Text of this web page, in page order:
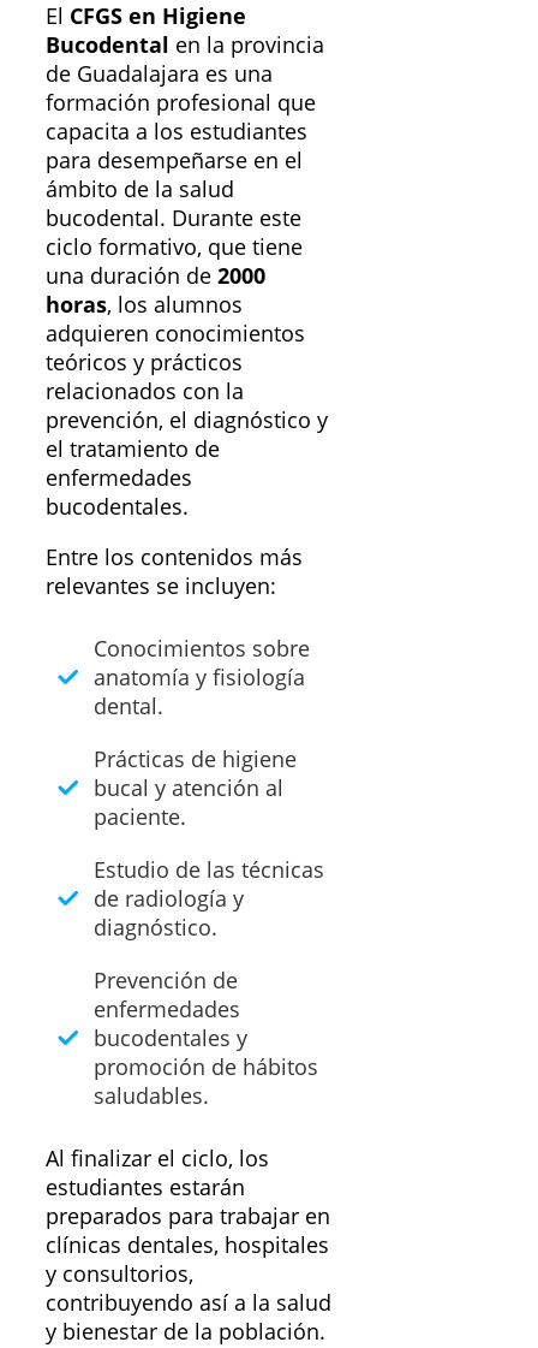
El CFGS en Higiene
Bucodental en la provincia
de Guadalajara es una
formación profesional que
capacita a los estudiantes
para desempeñarse en el
ámbito de la salud
bucodental. Durante este
ciclo formativo, que tiene
una duración de 2000
horas, los alumnos
adquieren conocimientos
teóricos y prácticos
relacionados con la
prevención, el diagnóstico y
el tratamiento de
enfermedades
bucodentales.
Entre los contenidos más
relevantes se incluyen:
Conocimientos sobre
anatomía y fisiología
dental.
Prácticas de higiene
bucal y atención al
paciente.
Estudio de las técnicas
de radiología y
diagnóstico.
Prevención de
enfermedades
bucodentales y
promoción de hábitos
saludables.
Al finalizar el ciclo, los
estudiantes estarán
preparados para trabajar en
clínicas dentales, hospitales
y consultorios,
contribuyendo así a la salud
y bienestar de la población.